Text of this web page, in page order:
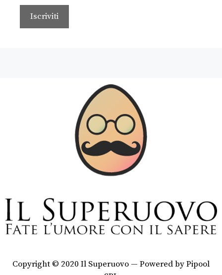
Copyright © 2020 Il Superuovo — Powered by Pipool